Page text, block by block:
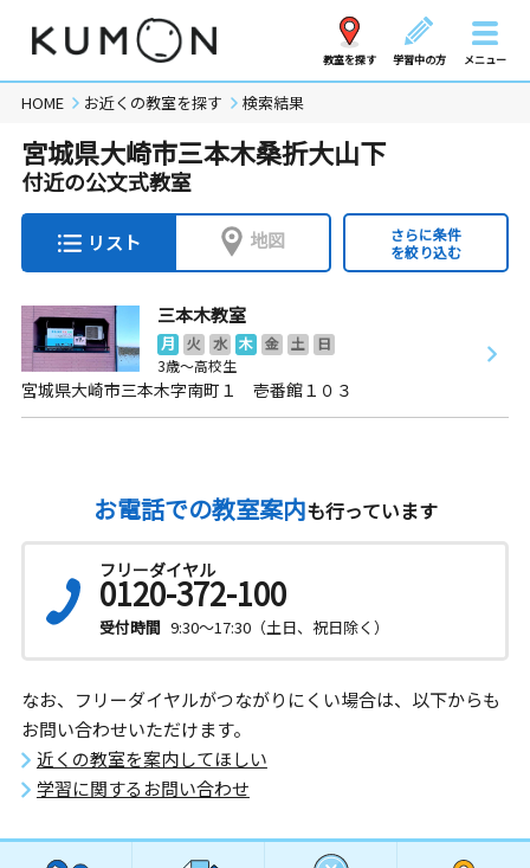
教室を探す 学習中の方 メニュー
HOME お近くの教室を探す 検索結果
宮城県大崎市三本木桑折大山下
付近の公文式教室
リスト 地図
さらに条件
を絞り込む
三本木教室
月 火 水 木 金 土
日
3歳～高校生
宮城県大崎市三本木字南町１ 壱番館１０３
お電話での教室案内も行っています
フリーダイヤル
0120-372-100
受付時間 9:30～17:30（土日、祝日除く）
なお、フリーダイヤルがつながりにくい場合は、以下からも
お問い合わせいただけます。
近くの教室を案内してほしい
学習に関するお問い合わせ